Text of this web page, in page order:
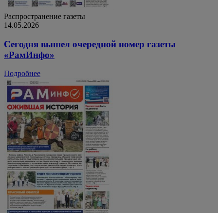
Распространение газеты
14.05.2026
Сегодня вышел очередной номер газеты
«РамИнфо»
Подробнее